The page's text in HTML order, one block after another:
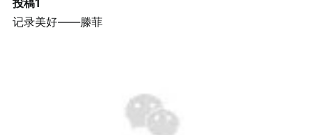
投稿1
记录美好——滕菲